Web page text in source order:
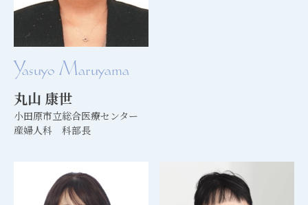
Yasuyo Maruyama
丸山 康世
小田原市立総合医療センター
産婦人科 科部長